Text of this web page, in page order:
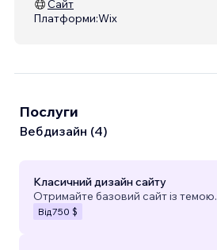
Сайт
Платформи:Wix
Послуги
Вебдизайн (4)
Класичний дизайн сайту
Отримайте базовий сайт із темою.
Від750 $